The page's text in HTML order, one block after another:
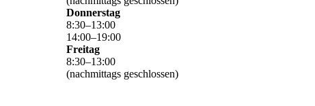
Donnerstag
8:30–13:00
14:00–19:00
Freitag
8:30–13:00
(nachmittags geschlossen)